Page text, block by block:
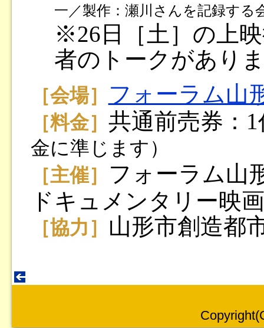
一／製作：瀬川さんを記録する
※26日［土］の上
者のトークがあり
［会場］ フォーラム山
［料金］ 共通前売券：1
金に準じます）
［主催］
フォーラム山
ドキュメンタリー映
［協力］ 山形市創造都